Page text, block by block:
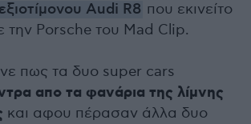
Audi R8 που εκινείτο
την Porsche του Mad Clip.
πως τα δυο super cars
απο τα φανάρια της λίμνης
και αφου πέρασαν άλλα δυο